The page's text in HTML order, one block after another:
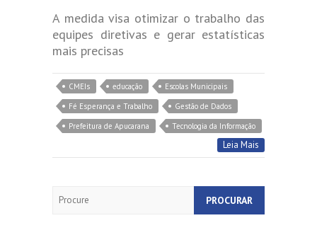
A medida visa otimizar o trabalho das
equipes diretivas e gerar estatísticas
mais precisas
CMEIs educação
Escolas Municipais
Fé Esperança e Trabalho
Gestão de Dados
Prefeitura de Apucarana
Tecnologia da Informação
Leia Mais